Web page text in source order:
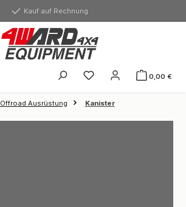
Kauf auf Rechnung
Du hast 0 Produkte
0,00 €
Offroad Ausrüstung Kanister